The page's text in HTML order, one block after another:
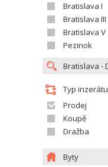
Bratislava I
Bratislava III
Bratislava V
Pezinok
Typ inzerátu
Prodej
Koupě
Dražba
Byty